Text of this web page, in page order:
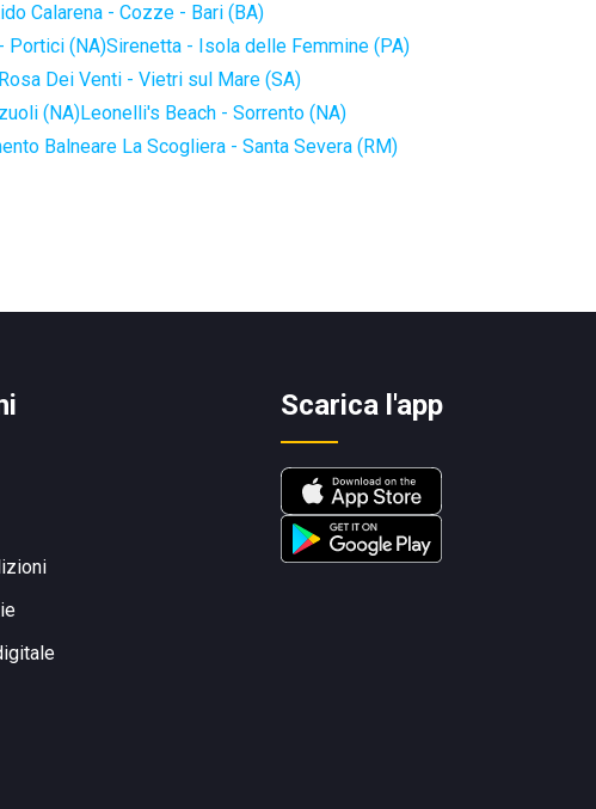
Calarena - Cozze - Bari (BA)
Portici (NA)Sirenetta - Isola delle Femmine (PA)
Rosa Dei Venti - Vietri sul Mare (SA)
(NA)Leonelli's Beach - Sorrento (NA)
Balneare La Scogliera - Santa Severa (RM)
Scarica l'app